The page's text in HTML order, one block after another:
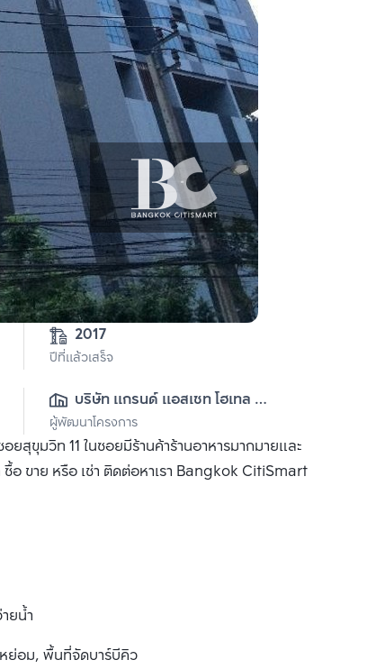
2017
ปีที่แล้วเสร็จ
บริษัท เเกรนด์ เเอสเซท โฮเทล
เเอนด์ พรอพเพอตี้ จำกัด (มหาชน)
ผู้พัฒนาโครงการ
สุขุมวิท 11 ในซอยมีร้านค้าร้านอาหารมากมายและ
ซื้อ ขาย หรือ เช่า ติดต่อหาเรา Bangkok CitiSmart
ยน้ำ
ย่อม, พื้นที่จัดบาร์บีคิว